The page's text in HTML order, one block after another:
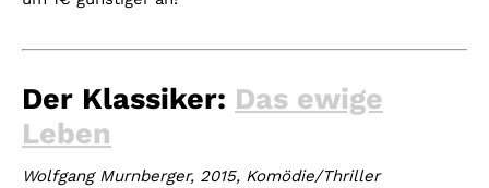
Der Klassiker: Das ewige
Leben
Wolfgang Murnberger, 2015, Komödie/Thriller